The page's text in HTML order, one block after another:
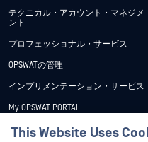
テクニカル・アカウント・マネジメ
ント
プロフェッショナル・サービス
OPSWATの管理
インプリメンテーション・サービス
My OPSWAT PORTAL
技術文書
This Website Uses